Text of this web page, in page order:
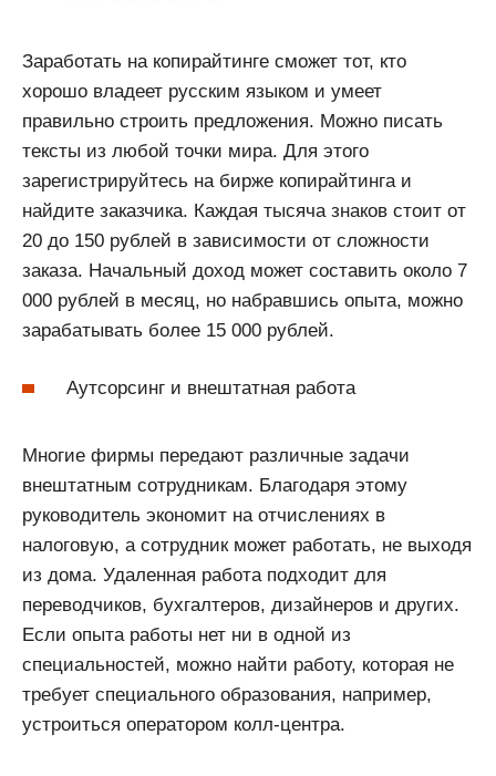
Заработать на копирайтинге сможет тот, кто
хорошо владеет русским языком и умеет
правильно строить предложения. Можно писать
тексты из любой точки мира. Для этого
зарегистрируйтесь на бирже копирайтинга и
найдите заказчика. Каждая тысяча знаков стоит от
20 до 150 рублей в зависимости от сложности
заказа. Начальный доход может составить около 7
000 рублей в месяц, но набравшись опыта, можно
зарабатывать более 15 000 рублей.
Аутсорсинг и внештатная работа
Многие фирмы передают различные задачи
внештатным сотрудникам. Благодаря этому
руководитель экономит на отчислениях в
налоговую, а сотрудник может работать, не выходя
из дома. Удаленная работа подходит для
переводчиков, бухгалтеров, дизайнеров и других.
Если опыта работы нет ни в одной из
специальностей, можно найти работу, которая не
требует специального образования, например,
устроиться оператором колл-центра.